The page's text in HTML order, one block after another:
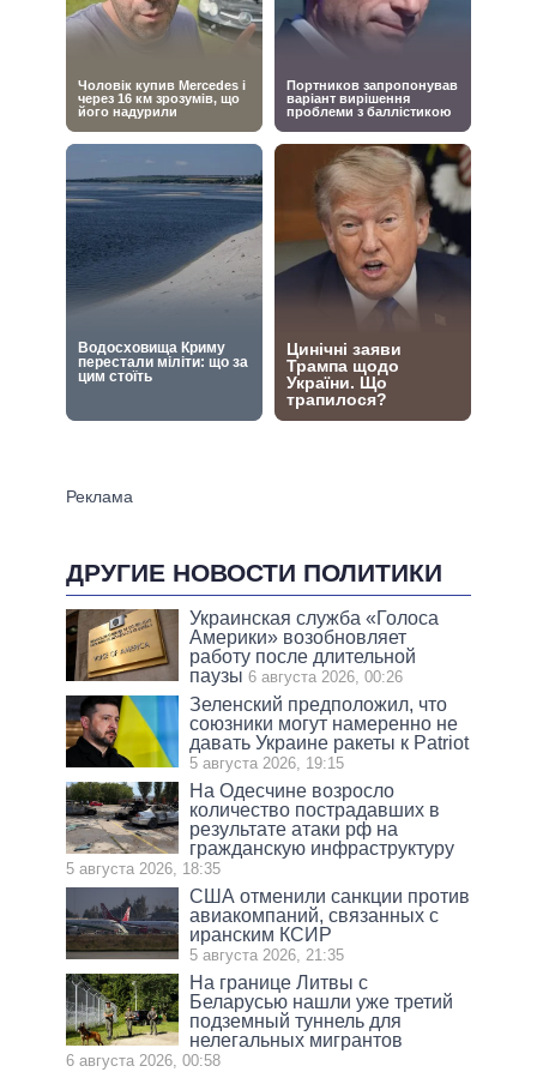
ДРУГИЕ НОВОСТИ ПОЛИТИКИ
Украинская служба «Голоса
Америки» возобновляет
работу после длительной
паузы 6 августа 2026, 00:26
Зеленский предположил, что
союзники могут намеренно не
давать Украине ракеты к Patriot
5 августа 2026, 19:15
На Одесчине возросло
количество пострадавших в
результате атаки рф на
гражданскую инфраструктуру
5 августа 2026, 18:35
США отменили санкции против
авиакомпаний, связанных с
иранским КСИР
5 августа 2026, 21:35
На границе Литвы с
Беларусью нашли уже третий
подземный туннель для
нелегальных мигрантов
6 августа 2026, 00:58